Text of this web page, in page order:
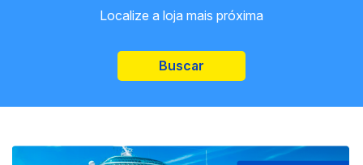
Localize a loja mais próxima
Buscar